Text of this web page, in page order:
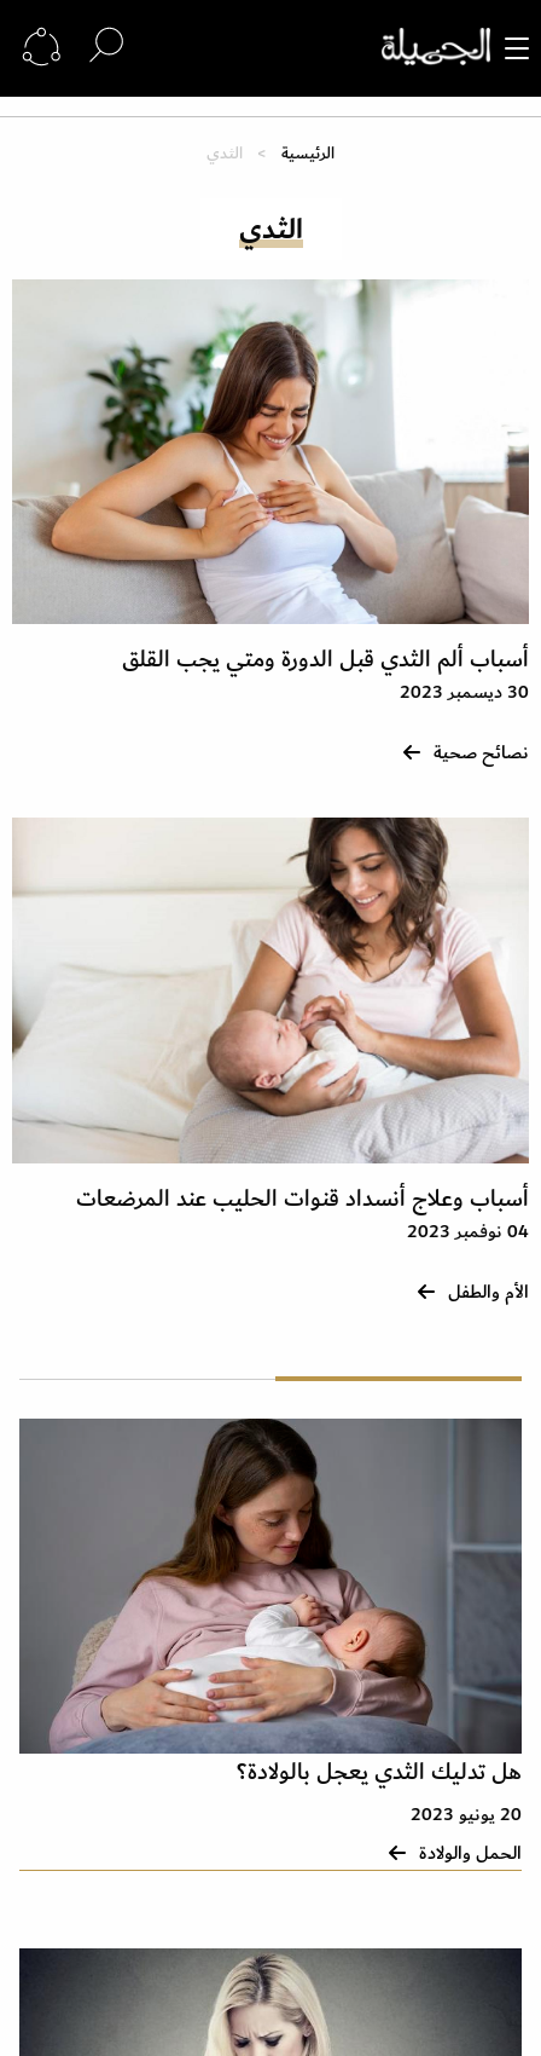
الرئيسية الثدي
الثدي
أسباب ألم الثدي قبل الدورة ومتي يجب القلق
30 ديسمبر 2023
نصائح صحية
أسباب وعلاج أنسداد قنوات الحليب عند المرضعات
04 نوفمبر 2023
الأم والطفل
هل تدليك الثدي يعجل بالولادة؟
20 يونيو 2023
الحمل والولادة